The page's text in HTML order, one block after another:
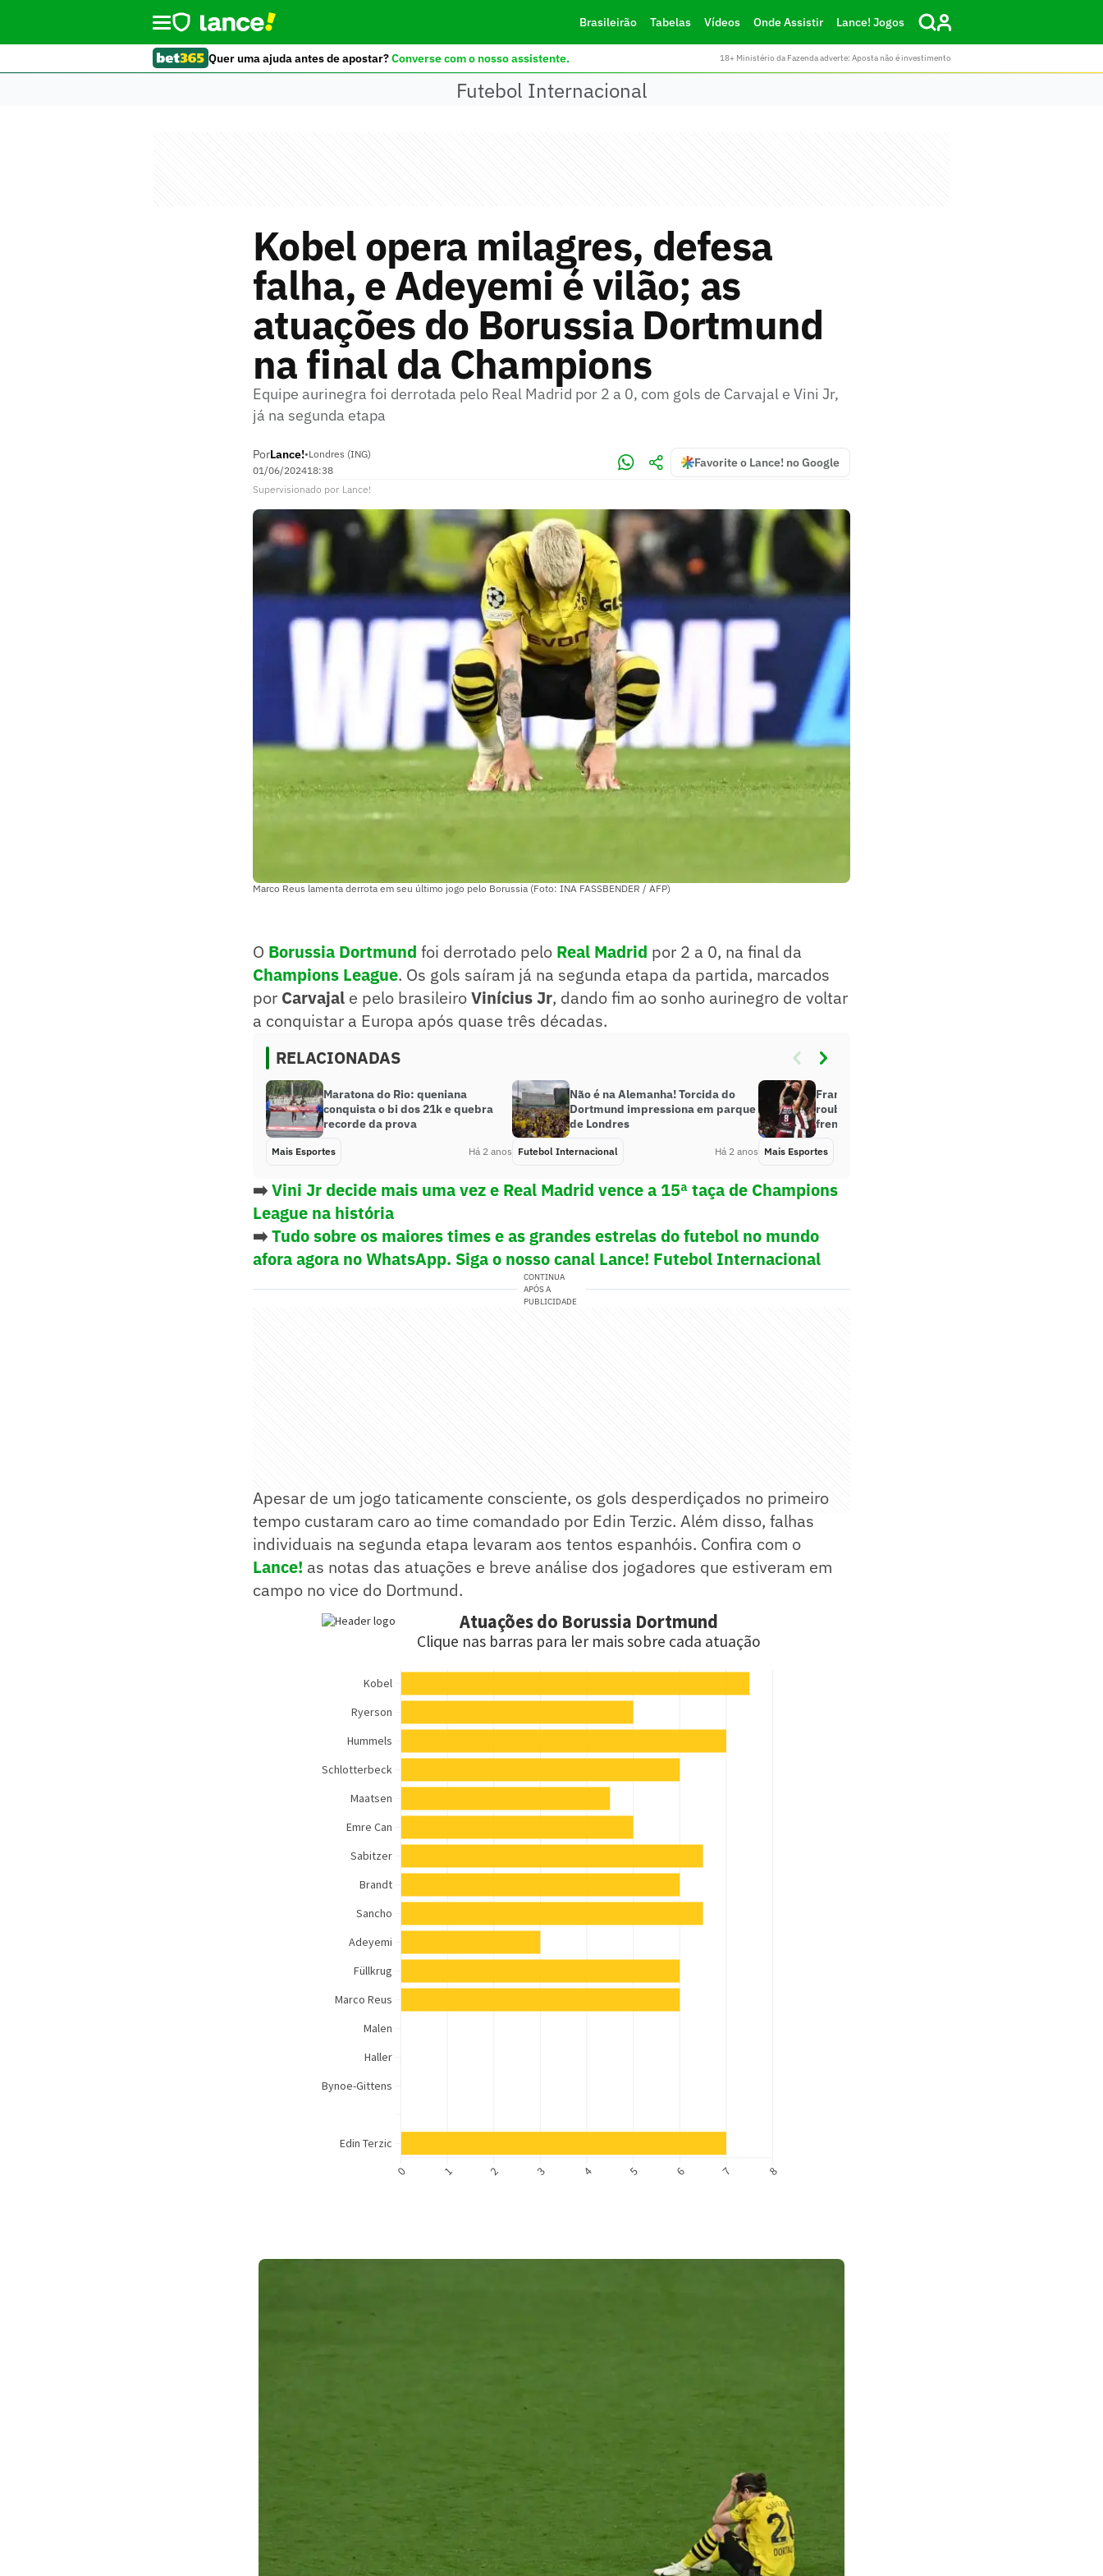
Brasileirão Tabelas Vídeos Onde Assistir Lance! Jogos
Quer uma ajuda antes de apostar?Converse com o nosso assistente. 18+ Ministério da Fazenda adverte: Aposta não é investimento
Futebol Internacional
Kobel opera milagres, defesa
falha, e Adeyemi é vilão; as
atuações do Borussia Dortmund
na final da Champions
Equipe aurinegra foi derrotada pelo Real Madrid por 2 a 0, com gols de Carvajal e Vini Jr,
já na segunda etapa
PorLance!•Londres (ING)
01/06/202418:38
Favorite o Lance! no Google
Supervisionado por Lance!
Marco Reus lamenta derrota em seu último jogo pelo Borussia (Foto: INA FASSBENDER / AFP)
O Borussia Dortmund foi derrotado pelo Real Madrid por 2 a 0, na final da
Champions League. Os gols saíram já na segunda etapa da partida, marcados
por Carvajal e pelo brasileiroVinícius Jr, dando fim ao sonho aurinegro de voltar
a conquistar a Europa após quase três décadas.
RELACIONADAS
Maratona do Rio: queniana
conquista o bi dos 21k e quebra
recorde da prova
Mais Esportes Há 2 anos
Não é na Alemanha! Torcida do
Dortmund impressiona em parque
de Londres
Futebol Internacional Há 2 anos
Franca anula ataque do Flamengo,
rouba mando de quadra e sai na
frente na final do NBB
Mais Esportes
➡️Vini Jr decide mais uma vez e Real Madrid vence a 15ª taça de Champions
League na história
➡️Tudo sobre os maiores times e as grandes estrelas do futebol no mundo
afora agora no WhatsApp. Siga o nosso canal Lance! Futebol Internacional
CONTINUA
APÓS A
PUBLICIDADE
Apesar de um jogo taticamente consciente, os gols desperdiçados no primeiro
tempo custaram caro ao time comandado por Edin Terzic. Além disso, falhas
individuais na segunda etapa levaram aos tentos espanhóis. Confira com o
Lance! as notas das atuações e breve análise dos jogadores que estiveram em
campo no vice do Dortmund.